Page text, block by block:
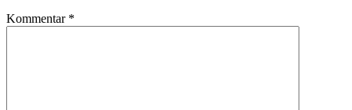
Kommentar *